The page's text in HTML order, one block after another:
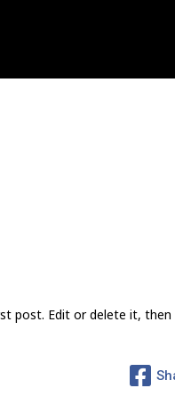
post. Edit or delete it,